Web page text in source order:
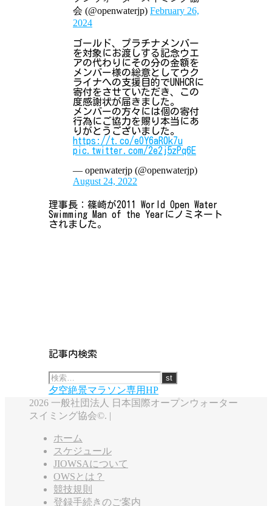
会 (@openwaterjp) February 26,
2024
ゴールド、プラチナメンバー
を対象にお渡しする記念ウエ
アの代わりにその分の金額を
メンバー様の総意としてウク
ライナへの支援目的でUNHCRに
寄付をさせていただき、この
度感謝状が届きました。
メンバーの方々には個の寄付
行為にご協力を賜り本当にあ
りがとうございました。
https://t.co/eOY6aR0k7u
pic.twitter.com/2e2j5zPq6E
— openwaterjp (@openwaterjp)
August 24, 2022
理事長：篠崎が2011 World Open Water
Swimming Man of the Yearにノミネート
されました。
記事内検索
夕空絶景マラソン専用HP
2026 一般社団法人 日本国際オープンウォーター
スイミング協会©. |
ホーム
スケジュール
JIOWSAについて
OWSとは？
競技規則
登録手続きのご案内